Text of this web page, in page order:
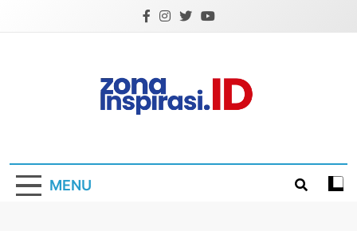
MENU